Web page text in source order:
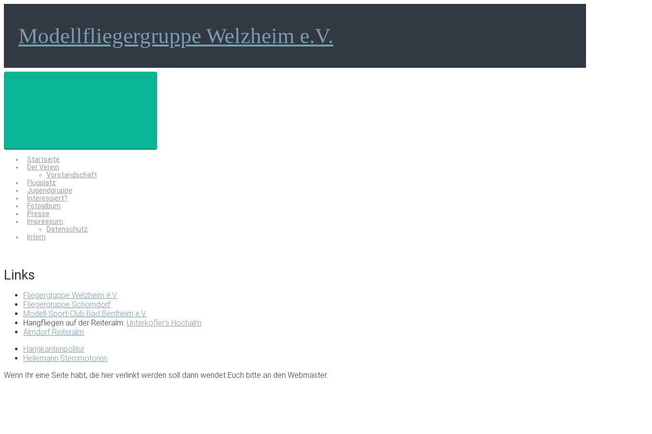
Modellfliegergruppe Welzheim e.V.
Startseite
Der Verein
Vorstandschaft
Flugplatz
Jugendgruppe
Interessiert?
Fotoalbum
Presse
Impressum
Datenschutz
Intern
Links
Fliegergruppe Welzheim e.V.
Fliegergruppe Schorndorf
Modell-Sport-Club Bad Bentheim e.V.
Hangfliegen auf der Reiteralm: Unterkofler’s Hochalm
Almdorf Reiteralm
Hangkantenpolitur
Heilemann Sternmotoren
Wenn Ihr eine Seite habt, die hier verlinkt werden soll dann wendet Euch bitte an den Webmaster.